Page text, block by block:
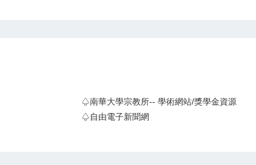
♤南華大學宗教所-- 學術網站/獎學金資源
♤自由電子新聞網